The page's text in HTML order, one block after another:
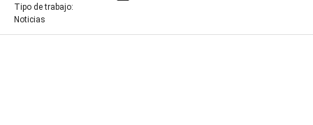
Tipo de trabajo:
Noticias